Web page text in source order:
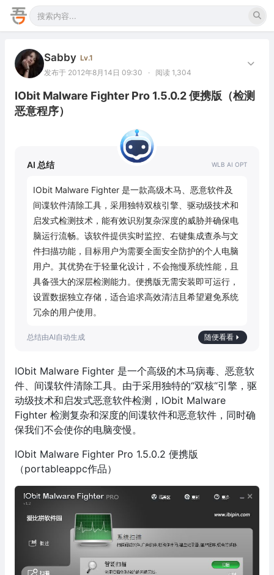
Sabby Lv.1
发布于 2012年8月14日 09:30
· 阅读 1,304
IObit Malware Fighter Pro 1.5.0.2 便携版（检测
恶意程序）
AI 总结
IObit Malware Fighter 是一款高级木马、恶意软件及
间谍软件清除工具，采用独特双核引擎、驱动级技术和
启发式检测技术，能有效识别复杂深度的威胁并确保电
脑运行流畅。该软件提供实时监控、右键集成查杀与文
件扫描功能，目标用户为需要全面安全防护的个人电脑
用户。其优势在于轻量化设计，不会拖慢系统性能，且
具备强大的深层检测能力。便携版无需安装即可运行，
设置数据独立存储，适合追求高效清洁且希望避免系统
冗余的用户使用。
随便看看
IObit Malware Fighter 是一个高级的木马病毒、恶意软
件、间谍软件清除工具。由于采用独特的“双核“引擎，驱
动级技术和启发式恶意软件检测，IObit Malware
Fighter 检测复杂和深度的间谍软件和恶意软件，同时确
保我们不会使你的电脑变慢。
IObit Malware Fighter Pro 1.5.0.2 便携版
（portableappc作品）